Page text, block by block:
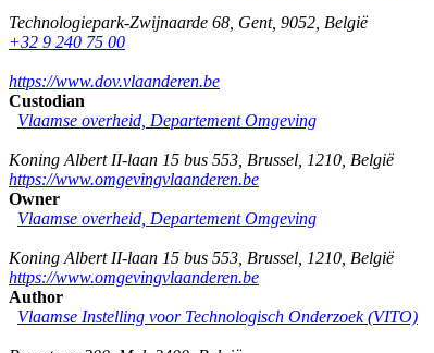
Technologiepark-Zwijnaarde 68 Gent, 9052 België
+32 9 240 75 00
https://www.dov.vlaanderen.be
Custodian
Vlaamse overheid, Departement Omgeving
Koning Albert II-laan 15 bus 553 Brussel 1210 België
https://www.omgevingvlaanderen.be
Owner
Vlaamse overheid, Departement Omgeving
Koning Albert II-laan 15 bus 553 Brussel 1210 België
https://www.omgevingvlaanderen.be
Author
Vlaamse Instelling voor Technologisch Onderzoek (VITO)